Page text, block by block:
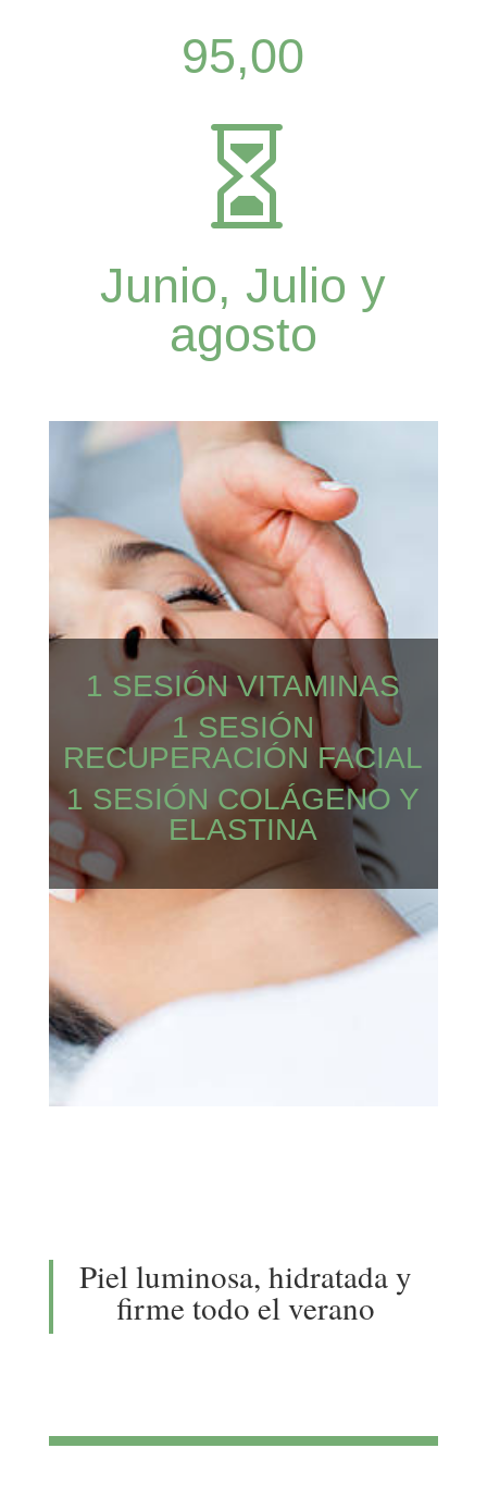
95,00

Junio, Julio y
agosto
1 SESIÓN VITAMINAS
1 SESIÓN
RECUPERACIÓN FACIAL
1 SESIÓN COLÁGENO Y
ELASTINA
Piel luminosa, hidratada y
firme todo el verano